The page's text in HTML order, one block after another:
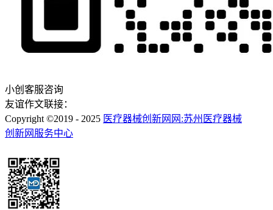
小创客服咨询
友谊作文联接：
Copyright ©2019 - 2025 医疗器械创新网网:苏州医疗器械
创新网服务中心